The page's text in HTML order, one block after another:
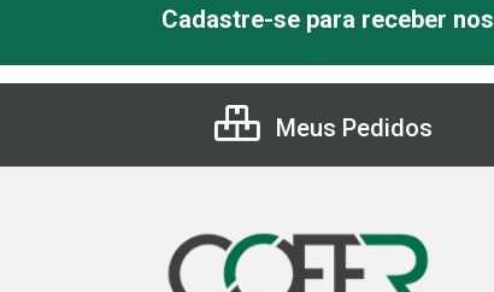
Cadastre-se para receber
Meus Pedidos